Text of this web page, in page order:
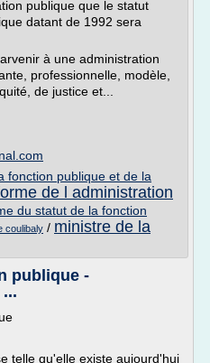
publique que le statut
datant de 1992 sera
à une administration
professionnelle, modèle,
de justice et...
fonction publique et de la
de l administration
du statut de la fonction
coulibaly / ministre de la
publique -
telle qu'elle existe aujourd'hui